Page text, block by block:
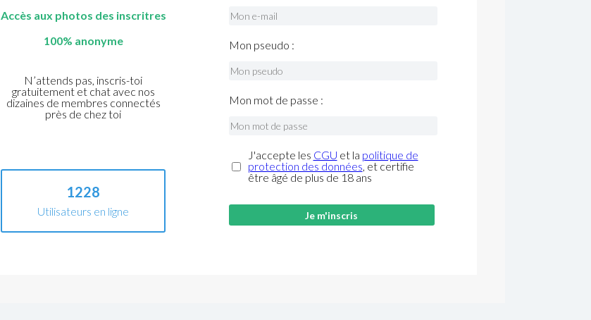
Accès aux photos des inscritres
100% anonyme
N’attends pas, inscris-toi
gratuitement et chat avec nos
dizaines de membres connectés
près de chez toi
1228
Utilisateurs en ligne
Mon pseudo :
Mon mot de passe :
J'accepte les CGU et la politique de
protection des données, et certifie
être âgé de plus de 18 ans